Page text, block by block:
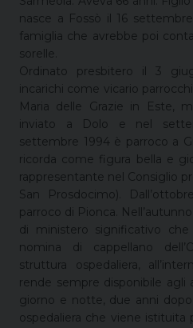
nasce a Fossò il 16
famiglia che avrebbe poi
sorelle.
Ordinato presbitero il 3
incarichi come vicario
Maria delle Grazie in Este,
inviato a Dolo e nel
settembre 1994 è parroco a
ricorda come figura bella e
rappresentante nel Consiglio
San Prosdocimo).
parroco di Pionca.
di ministero significativo
nomina di cappellano
struttura ospedaliera,
rende sempre disponibile agli
giorno e notte, due anni dopo
ospedaliera che viene istituita